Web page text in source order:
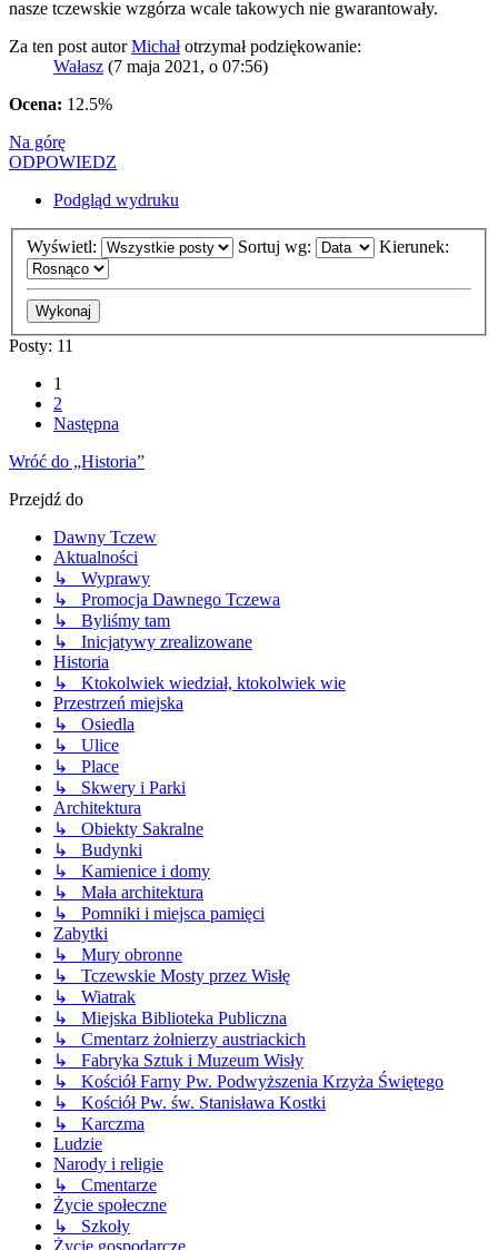
nasze tczewskie wzgórza wcale takowych nie gwarantowały.
Za ten post autorMichałotrzymał podziękowanie:
Wałasz (7 maja 2021, o 07:56)
Ocena: 12.5%
Na górę
ODPOWIEDZ
Podgląd wydruku
Wyświetl: Sortuj wg: Kierunek:
Posty: 11
1
2
Następna
Wróć do „Historia”
Przejdź do
Dawny Tczew
Aktualności
↳ Wyprawy
↳ Promocja Dawnego Tczewa
↳ Byliśmy tam
↳ Inicjatywy zrealizowane
Historia
↳ Ktokolwiek wiedział, ktokolwiek wie
Przestrzeń miejska
↳ Osiedla
↳ Ulice
↳ Place
↳ Skwery i Parki
Architektura
↳ Obiekty Sakralne
↳ Budynki
↳ Kamienice i domy
↳ Mała architektura
↳ Pomniki i miejsca pamięci
Zabytki
↳ Mury obronne
↳ Tczewskie Mosty przez Wisłę
↳ Wiatrak
↳ Miejska Biblioteka Publiczna
↳ Cmentarz żołnierzy austriackich
↳ Fabryka Sztuk i Muzeum Wisły
↳ Kościół Farny Pw. Podwyższenia Krzyża Świętego
↳ Kościół Pw. św. Stanisława Kostki
↳ Karczma
Ludzie
Narody i religie
↳ Cmentarze
Życie społeczne
↳ Szkoły
Życie gospodarcze